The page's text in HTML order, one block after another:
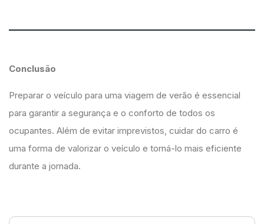
Conclusão
Preparar o veículo para uma viagem de verão é essencial
para garantir a segurança e o conforto de todos os
ocupantes. Além de evitar imprevistos, cuidar do carro é
uma forma de valorizar o veículo e torná-lo mais eficiente
durante a jornada.